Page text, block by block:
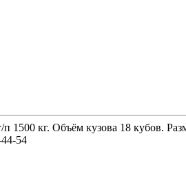
1500 кг. Объём кузова 18 кубов.
54